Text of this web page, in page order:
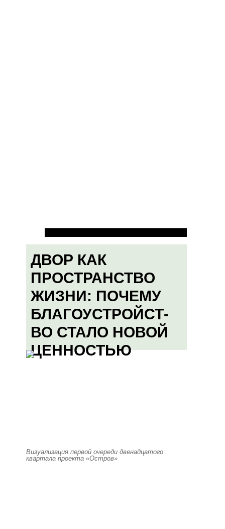
ДВОР КАК
ПРОСТРАНСТВО
ЖИЗНИ: ПОЧЕМУ
БЛАГОУСТРОЙСТ-
ВО СТАЛО НОВОЙ
ЦЕННОСТЬЮ
Визуализация первой очереди двенадцатого
квартала проекта «Остров»